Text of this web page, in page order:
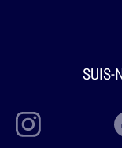
SUIS-